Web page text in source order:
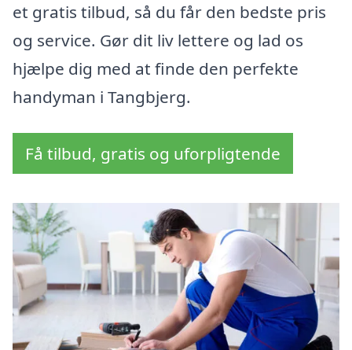
et gratis tilbud, så du får den bedste pris
og service. Gør dit liv lettere og lad os
hjælpe dig med at finde den perfekte
handyman i Tangbjerg.
Få tilbud, gratis og uforpligtende